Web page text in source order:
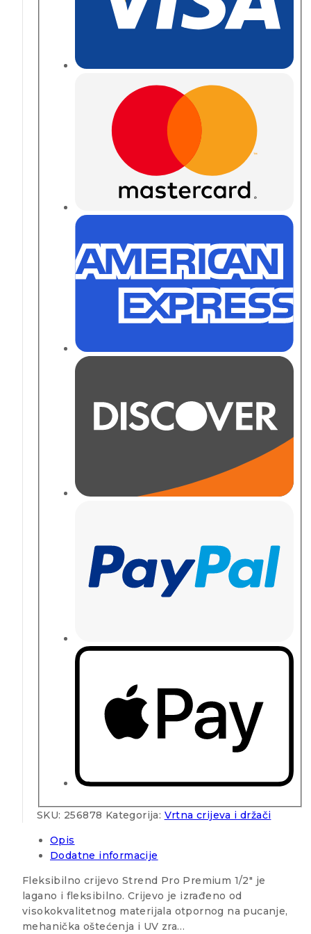
SKU: 256878 Kategorija: Vrtna crijeva i držači
Opis
Dodatne informacije
Fleksibilno crijevo Strend Pro Premium 1/2″ je
lagano i fleksibilno. Crijevo je izrađeno od
visokokvalitetnog materijala otpornog na pucanje,
mehanička oštećenja i UV zra…